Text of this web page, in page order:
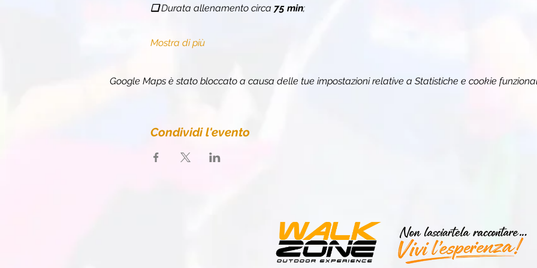
❏ Durata allenamento circa 75 min;
Mostra di più
Google Maps è stato bloccato a causa delle tue impostazioni relative a Statistiche e cookie
Condividi l'evento